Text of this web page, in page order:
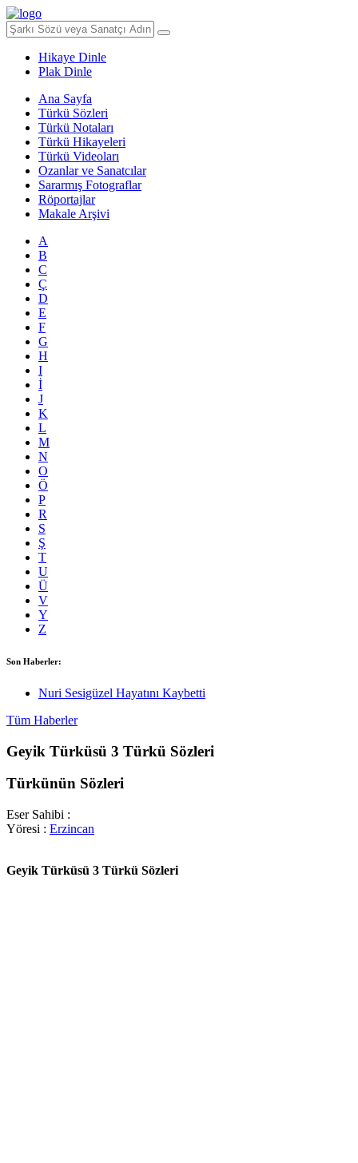
Hikaye Dinle
Plak Dinle
Ana Sayfa
Türkü Sözleri
Türkü Notaları
Türkü Hikayeleri
Türkü Videoları
Ozanlar ve Sanatcılar
Sararmış Fotograflar
Röportajlar
Makale Arşivi
A
B
C
Ç
D
E
F
G
H
I
İ
J
K
L
M
N
O
Ö
P
R
S
Ş
T
U
Ü
V
Y
Z
Son Haberler:
Nuri Sesigüzel Hayatını Kaybetti
Tüm Haberler
Geyik Türküsü 3 Türkü Sözleri
Türkünün Sözleri
Eser Sahibi :
Yöresi : Erzincan
Geyik Türküsü 3 Türkü Sözleri